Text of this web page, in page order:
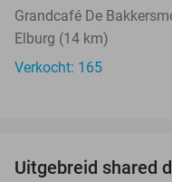
Grandcafé De
Elburg (14 km)
Verkocht: 165
Uitgebreid shared